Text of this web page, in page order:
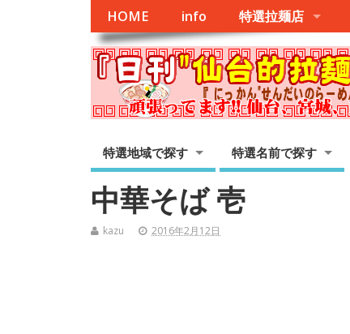
HOME info 特選拉麺店
特選地域で探す 特選名前で探す
中華そば 壱
kazu 2016年2月12日